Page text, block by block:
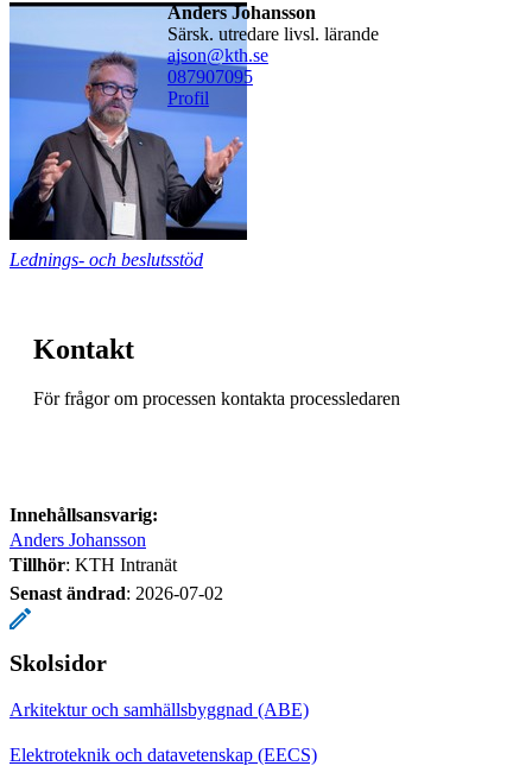
Anders Johansson
särsk. utredare livsl. lärande
ajson@kth.se
087907095
Profil
Lednings- och beslutsstöd
Kontakt
För frågor om processen kontakta processledaren
Innehållsansvarig:
Anders Johansson
Tillhör: KTH Intranät
Senast ändrad: 2026-07-02
Skolsidor
Arkitektur och samhällsbyggnad (ABE)
Elektroteknik och datavetenskap (EECS)